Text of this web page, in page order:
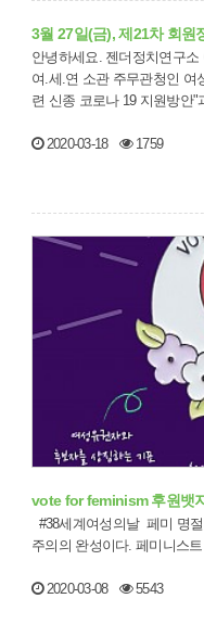
3월 27일(금), 제21차 회
안녕하세요. 젠더정치연구소 여.세.연
여.세.연 소관 주무관청인 여
련 신종 코로나 19 지원방안
2020-03-18 1759
vote for feminism 후원뱃
주의의 완성이다. 페미니스
2020-03-08 5543